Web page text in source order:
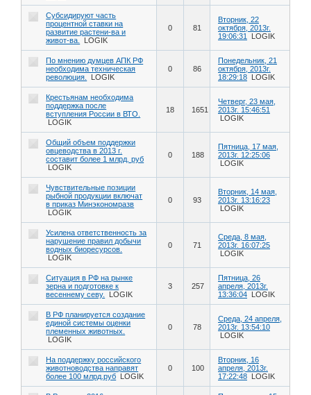
Субсидируют часть
процентной ставки на
развитие растени-ва и
живот-ва.
LOGIK
0 81
Вторник, 22
октября, 2013г.
19:06:31
LOGIK
По мнению думцев АПК РФ
необходима техническая
революция.
LOGIK
0 86
Понедельник, 21
октября, 2013г.
18:29:18 LOGIK
Крестьянам необходима
поддержка после
вступления России в ВТО.
LOGIK
18 1651
Четверг, 23 мая,
2013г. 15:46:51
LOGIK
Общий объем поддержки
овцеводства в 2013 г.
составит более 1 млрд. руб
LOGIK
0 188
Пятница, 17 мая,
2013г. 12:25:06
LOGIK
Чувствительные позиции
рыбной продукции включат
в приказ Минэкономразв
LOGIK
0 93
Вторник, 14 мая,
2013г. 13:16:23
LOGIK
Усилена ответственность за
нарушение правил добычи
водных биоресурсов.
LOGIK
0 71
Среда, 8 мая,
2013г. 16:07:25
LOGIK
Ситуация в РФ на рынке
зерна и подготовке к
весеннему севу.
LOGIK
3 257
Пятница, 26
апреля, 2013г.
13:36:04 LOGIK
В РФ планируется создание
единой системы оценки
племенных животных.
LOGIK
0 78
Среда, 24 апреля,
2013г. 13:54:10
LOGIK
На поддержку российского
животноводства направят
более 100 млрд.руб LOGIK
0 100
Вторник, 16
апреля, 2013г.
17:22:48 LOGIK